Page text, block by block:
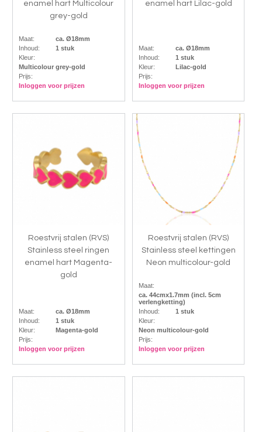
enamel hart Multicolour
grey-gold
Maat:
ca. Ø18mm
Inhoud:
1 stuk
Kleur:
Multicolour grey-gold
Prijs:
Inloggen voor prijzen
enamel hart Lilac-gold
Maat:
ca. Ø18mm
Inhoud:
1 stuk
Kleur:
Lilac-gold
Prijs:
Inloggen voor prijzen
Roestvrij stalen (RVS)
Stainless steel ringen
enamel hart Magenta-
gold
Maat:
ca. Ø18mm
Inhoud:
1 stuk
Kleur:
Magenta-gold
Prijs:
Inloggen voor prijzen
Roestvrij stalen (RVS)
Stainless steel kettingen
Neon multicolour-gold
Maat:
ca. 44cmx1.7mm (incl. 5cm
verlengketting)
Inhoud:
1 stuk
Kleur:
Neon multicolour-gold
Prijs:
Inloggen voor prijzen